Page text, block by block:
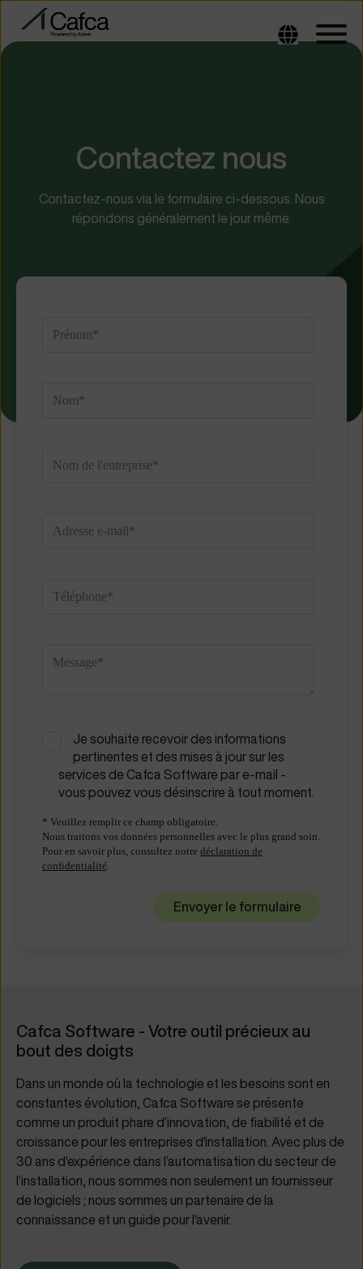
Contactez nous
Contactez-nous via le formulaire ci-dessous. Nous
répondons généralement le jour même.
Je souhaite recevoir des informations
pertinentes et des mises à jour sur les
services de Cafca Software par e-mail -
vous pouvez vous désinscrire à tout moment.
* Veuillez remplir ce champ obligatoire.
Nous traitons vos données personnelles avec le plus grand soin.
Pour en savoir plus, consultez notre déclaration de
confidentialité.
Cafca Software - Votre outil précieux au
bout des doigts
Dans un monde où la technologie et les besoins sont en
constantes évolution, Cafca Software se présente
comme un produit phare d’innovation, de fiabilité et de
croissance pour les entreprises d'installation. Avec plus de
30 ans d'expérience dans l’automatisation du secteur de
l’installation, nous sommes non seulement un fournisseur
de logiciels ; nous sommes un partenaire de la
connaissance et un guide pour l'avenir.